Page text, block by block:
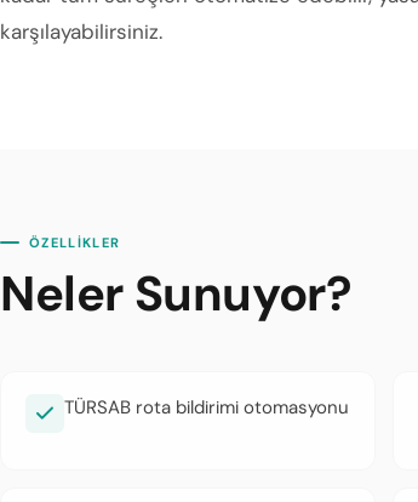
karşılayabilirsiniz.
ÖZELLİKLER
Neler Sunuyor?
TÜRSAB rota bildirimi otomasyonu